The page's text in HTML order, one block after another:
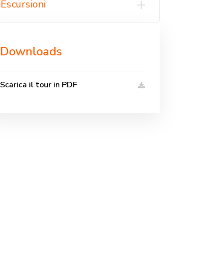
Escursioni
Downloads
Scarica il tour in PDF